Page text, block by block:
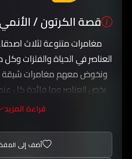
قصة الكرتون / الأنمي
مغامرات متنوعة لثلاث
العناصر في الحياة والفلزات
ونخوض معهم مغامرات
يخص العناصر وما فائدة كل
المتعلقة به.
قراءة المزيد
أضف إلى